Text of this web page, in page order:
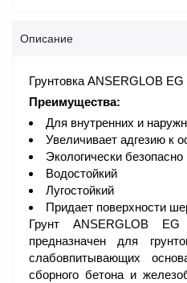
Описание
Грунтовка ANSERGLOB
Преимущества:
Для внутренних и
Увеличивает адгезию к
Экологически безопасно
Водостойкий
Лугостойкий
Придает поверхности
Грунт ANSERGLOB
предназначен для
слабовпитывающих
сборного бетона и